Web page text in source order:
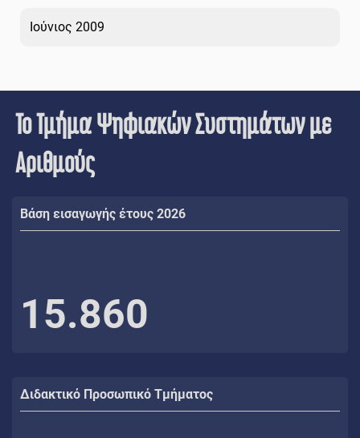
Ιούνιος 2009
Το Τμήμα Ψηφιακών Συστημάτων με
Αριθμούς
Βάση εισαγωγής έτους 2026
15.860
Διδακτικό Προσωπικό Τμήματος